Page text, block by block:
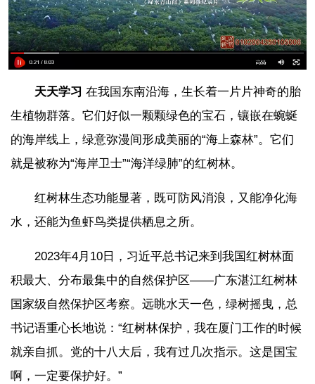
天天学习 在我国东南沿海，生长着一片片神奇的胎
生植物群落。它们好似一颗颗绿色的宝石，镶嵌在蜿蜒
的海岸线上，绿意弥漫间形成美丽的“海上森林”。它们
就是被称为“海岸卫士”“海洋绿肺”的红树林。
红树林生态功能显著，既可防风消浪，又能净化海
水，还能为鱼虾鸟类提供栖息之所。
2023年4月10日，习近平总书记来到我国红树林面
积最大、分布最集中的自然保护区——广东湛江红树林
国家级自然保护区考察。远眺水天一色，绿树摇曳，总
书记语重心长地说：“红树林保护，我在厦门工作的时候
就亲自抓。党的十八大后，我有过几次指示。这是国宝
啊，一定要保护好。”